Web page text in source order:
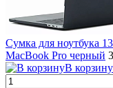
Сумка для ноутбука
MacBook Pro черный
В корзину